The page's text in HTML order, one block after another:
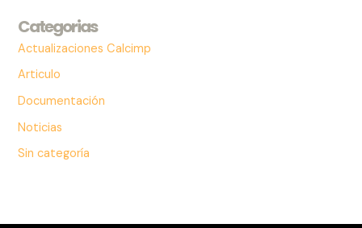
Categorias
Actualizaciones Calcimp
Articulo
Documentación
Noticias
Sin categoría